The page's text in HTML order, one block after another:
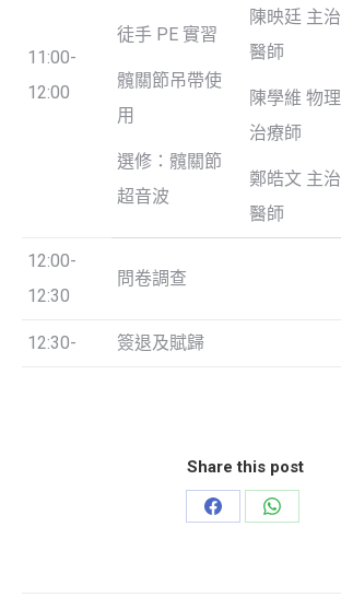
11:00-
12:00
徒手 PE 實習
髖關節吊帶使
用
選修：髖關節
超音波
陳映廷 主治
醫師
陳學維 物理
治療師
鄭皓文 主治
醫師
12:00-
12:30
問卷調查
12:30- 簽退及賦歸
Share this post
Share
Share